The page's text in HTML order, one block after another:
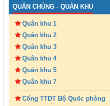
QUÂN CHỦNG - QUÂN KHU
Quân khu 1
Quân khu 2
Quân khu 3
Quân khu 4
Quân khu 5
Quân khu 7
Cổng TTĐT Bộ Quốc phòng